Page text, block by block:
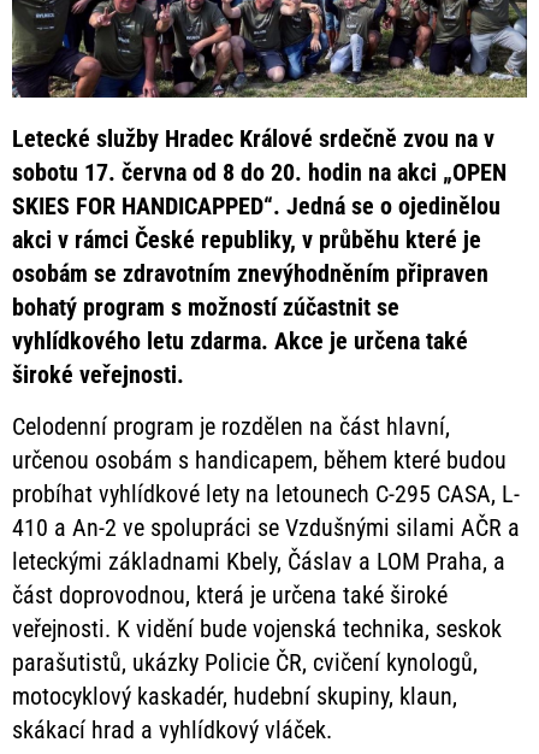
Letecké služby Hradec Králové srdečně zvou na v
sobotu 17. června od 8 do 20. hodin na akci „OPEN
SKIES FOR HANDICAPPED“. Jedná se o ojedinělou
akci v rámci České republiky, v průběhu které je
osobám se zdravotním znevýhodněním připraven
bohatý program s možností zúčastnit se
vyhlídkového letu zdarma. Akce je určena také
široké veřejnosti.
Celodenní program je rozdělen na část hlavní,
určenou osobám s handicapem, během které budou
probíhat vyhlídkové lety na letounech C-295 CASA, L-
410 a An-2 ve spolupráci se Vzdušnými silami AČR a
leteckými základnami Kbely, Čáslav a LOM Praha, a
část doprovodnou, která je určena také široké
veřejnosti. K vidění bude vojenská technika, seskok
parašutistů, ukázky Policie ČR, cvičení kynologů,
motocyklový kaskadér, hudební skupiny, klaun,
skákací hrad a vyhlídkový vláček.